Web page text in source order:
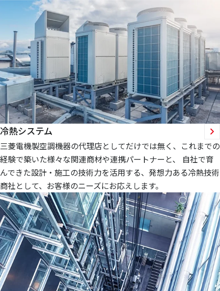
冷熱システム
三菱電機製空調機器の代理店としてだけでは無く、これまでの
経験で築いた様々な関連商材や連携パートナーと、 自社で育
んできた設計・施工の技術力を活用する、発想力ある冷熱技術
商社として、お客様のニーズにお応えします。